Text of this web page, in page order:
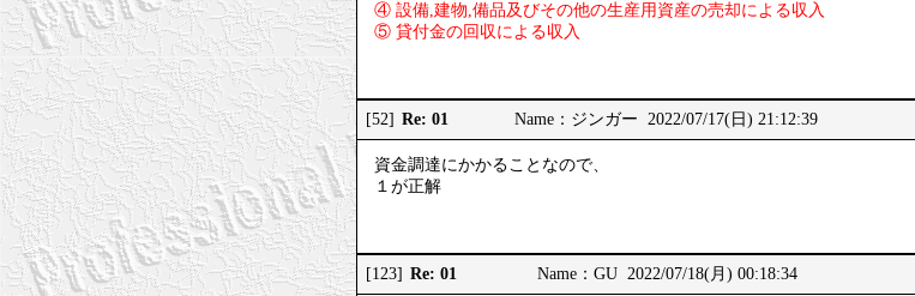
④ 設備,建物,備品及びその他の生産用資産の売却による収入
⑤ 貸付金の回収による収入
[52] Re: 01 Name：ジンガー 2022/07/17(日) 21:12:39
資金調達にかかることなので、
１が正解
[123] Re: 01 Name：GU 2022/07/18(月) 00:18:34